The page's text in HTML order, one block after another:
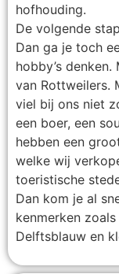
hofhouding.
De volgende
Dan ga je toch
hobby’s
van Rottweilers.
viel bij ons niet
een boer, een
hebben een
welke wij
toeristische
Dan kom je al
kenmerken
Delftsblauw en